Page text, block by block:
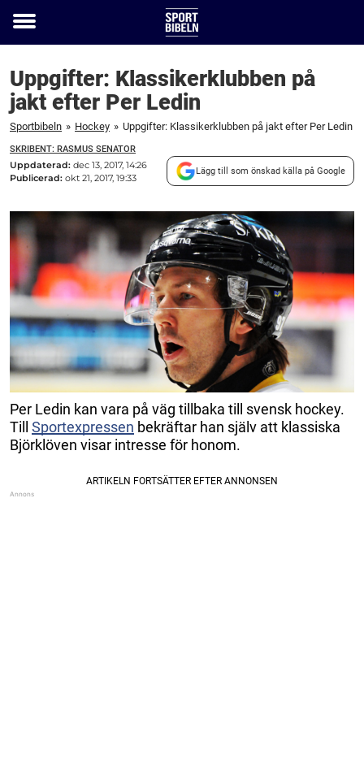
Toggle
Uppgifter: Klassikerklubben på
jakt efter Per Ledin
Sportbibeln » Hockey » Uppgifter: Klassikerklubben på jakt efter Per Ledin
SKRIBENT: RASMUS SENATOR
Uppdaterad: dec 13, 2017, 14:26
Publicerad: okt 21, 2017, 19:33
Lägg till som önskad källa på Google
Per Ledin kan vara på väg tillbaka till svensk hockey.
Till Sportexpressen bekräftar han själv att klassiska
Björklöven visar intresse för honom.